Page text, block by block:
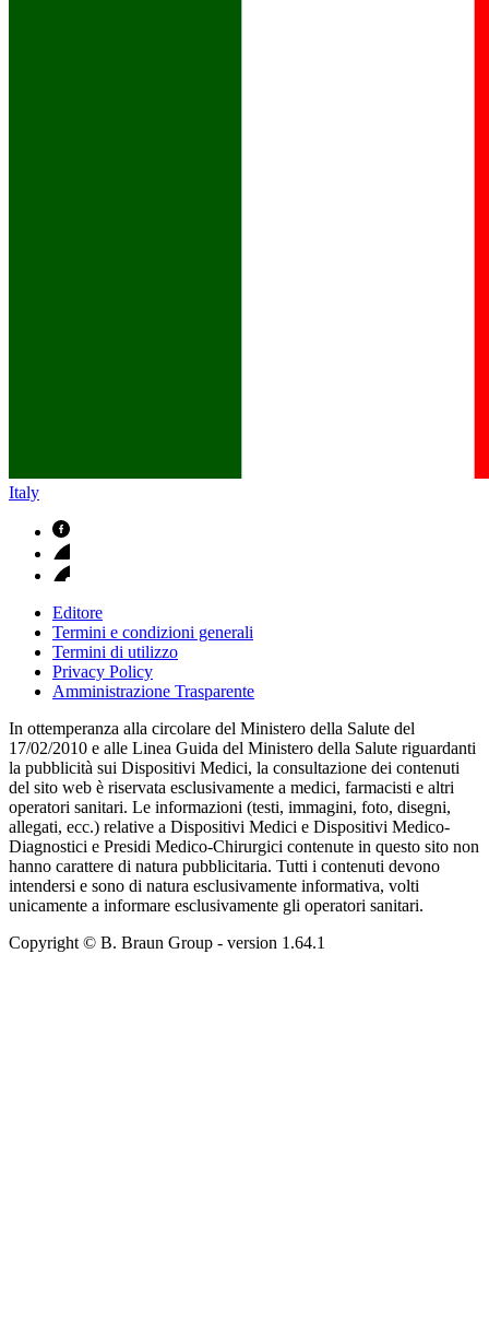
Italy
Editore
Termini e condizioni generali
Termini di utilizzo
Privacy Policy
Amministrazione Trasparente
In ottemperanza alla circolare del Ministero della Salute del
17/02/2010 e alle Linea Guida del Ministero della Salute riguardanti
la pubblicità sui Dispositivi Medici, la consultazione dei contenuti
del sito web è riservata esclusivamente a medici, farmacisti e altri
operatori sanitari. Le informazioni (testi, immagini, foto, disegni,
allegati, ecc.) relative a Dispositivi Medici e Dispositivi Medico-
Diagnostici e Presidi Medico-Chirurgici contenute in questo sito non
hanno carattere di natura pubblicitaria. Tutti i contenuti devono
intendersi e sono di natura esclusivamente informativa, volti
unicamente a informare esclusivamente gli operatori sanitari.
Copyright © B. Braun Group - version 1.64.1